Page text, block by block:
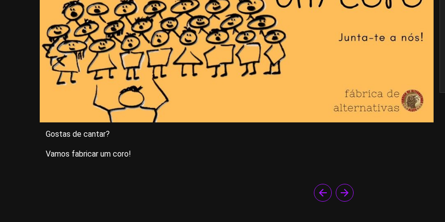
Gostas de cantar?
Vamos fabricar um coro!